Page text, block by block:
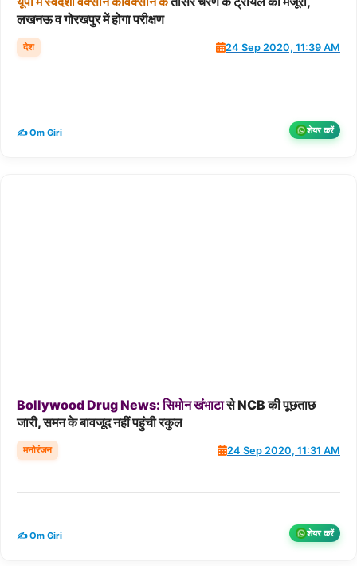
लखनऊ व गोरखपुर में होगा परीक्षण
देश 24 Sep 2020, 11:39 AM
✍️ Om Giri शेयर करें
BollywoodDrugNews: सिमोनखंभाटासे NCB की पूछताछ
जारी, समन के बावजूद नहीं पहुंची रकुल
मनोरंजन 24 Sep 2020, 11:31 AM
✍️ Om Giri शेयर करें